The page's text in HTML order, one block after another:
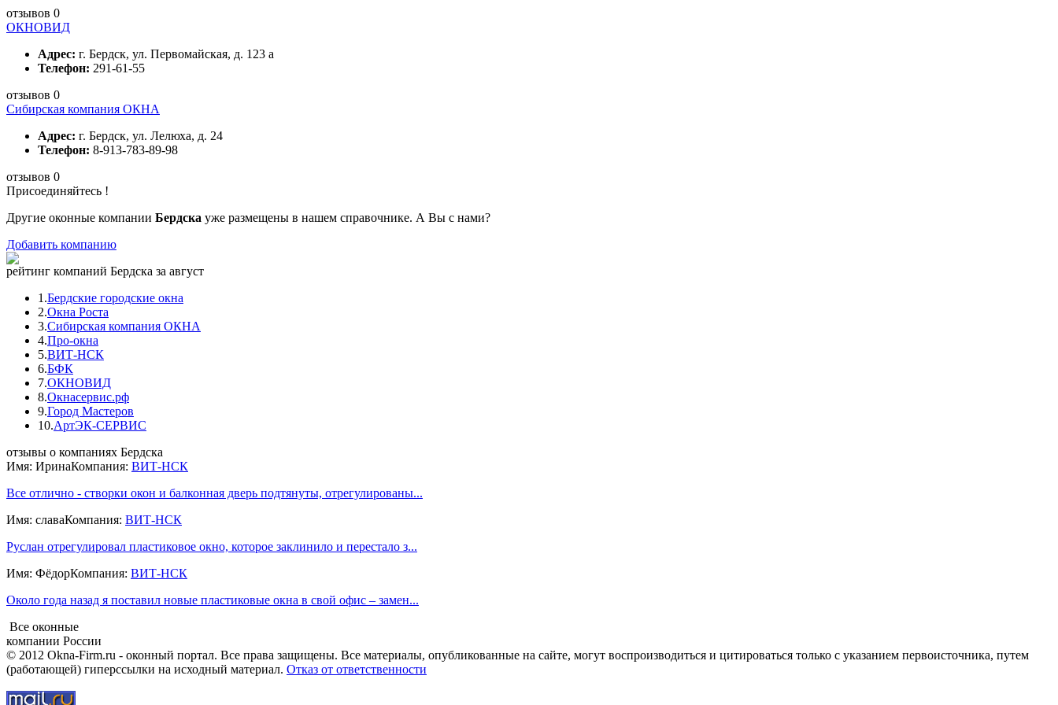
отзывов 0
ОКНОВИД
Адрес: г. Бердск, ул. Первомайская, д. 123 а
Телефон: 291-61-55
отзывов 0
Сибирская компания ОКНА
Адрес: г. Бердск, ул. Лелюха, д. 24
Телефон: 8-913-783-89-98
отзывов 0
Присоединяйтесь !
Другие оконные компании Бердска уже размещены в нашем справочнике. А Вы с нами?
Добавить компанию
рейтинг компаний Бердска за август
1.Бердские городские окна
2.Окна Роста
3.Сибирская компания ОКНА
4.Про-окна
5.ВИТ-НСК
6.БФК
7.ОКНОВИД
8.Окнасервис.рф
9.Город Мастеров
10.АртЭК-СЕРВИС
отзывы о компаниях Бердска
Имя: ИринаКомпания: ВИТ-НСК
Все отлично - створки окон и балконная дверь подтянуты, отрегулированы...
Имя: славаКомпания: ВИТ-НСК
Руслан отрегулировал пластиковое окно, которое заклинило и перестало з...
Имя: ФёдорКомпания: ВИТ-НСК
Около года назад я поставил новые пластиковые окна в свой офис – замен...
Все оконные
компании России
© 2012 Okna-Firm.ru - оконный портал. Все права защищены. Все материалы, опубликованные на сайте, могут воспроизводиться и цитироваться только с указанием первоисточника, путем
(работающей) гиперссылки на исходный материал. Отказ от ответственности